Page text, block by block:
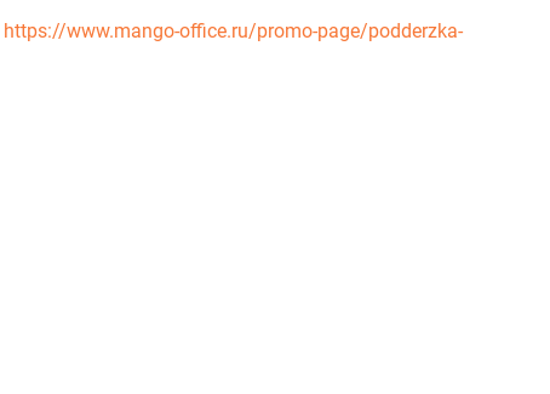
https://www.mango-office.ru/promo-page/podderzka-